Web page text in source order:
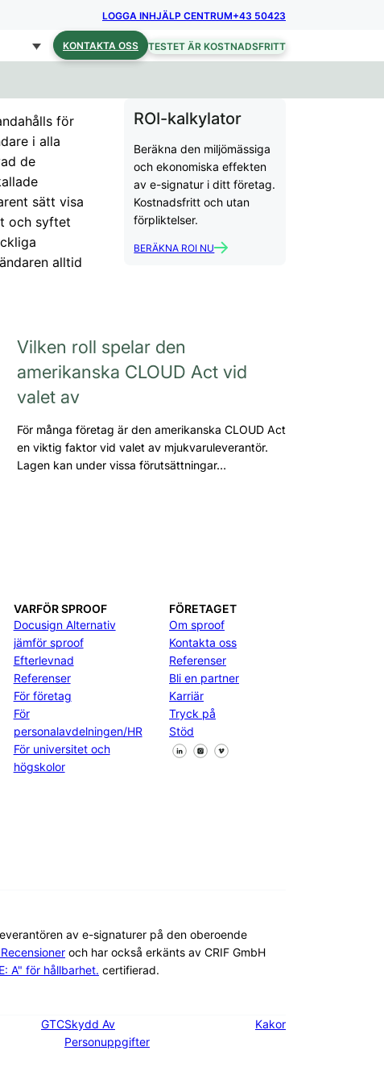
LOGGA INHJÄLP CENTRUM+43 50423
KONTAKTA OSS TESTET ÄR KOSTNADSFRITT
för
i alla
de
sätt visa
och syftet
alltid
ROI-kalkylator
Beräkna den miljömässiga
och ekonomiska effekten
av e-signatur i ditt företag.
Kostnadsfritt och utan
förpliktelser.
BERÄKNA ROI NU
Vilken roll spelar den
amerikanska CLOUD Act vid
valet av
För många företag är den amerikanska CLOUD Act
en viktig faktor vid valet av mjukvaruleverantör.
Lagen kan under vissa förutsättningar…
VARFÖR SPROOF
Docusign Alternativ
jämför sproof
Efterlevnad
Referenser
För företag
För
personalavdelningen/HR
För universitet och
högskolor
FÖRETAGET
Om sproof
Kontakta oss
Referenser
Bli en partner
Karriär
Tryck på
Stöd
Följ oss på Facebook
Följ oss på X
Följ oss på LinkedIn
av e-signaturer på den oberoende
och har också erkänts av CRIF GmbH
A" för hållbarhet. certifierad.
GTCSkydd Av
Personuppgifter
Kakor